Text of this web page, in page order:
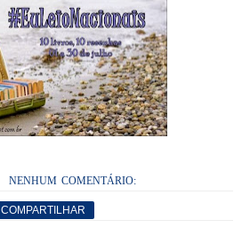
NENHUM COMENTÁRIO:
COMPARTILHAR